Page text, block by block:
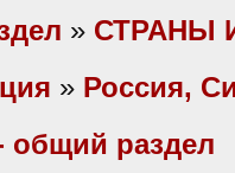
» СТРАНЫ
» Россия,
общий раздел